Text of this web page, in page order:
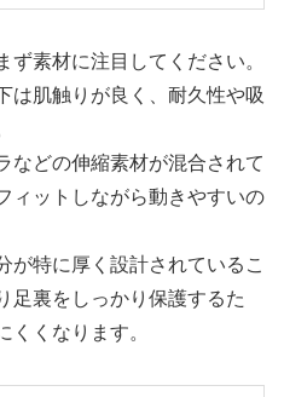
ず素材に注目してください。
は肌触りが良く、耐久性や吸
などの伸縮素材が混合されて
ィットしながら動きやすいの
が特に厚く設計されているこ
足裏をしっかり保護するた
くくなります。